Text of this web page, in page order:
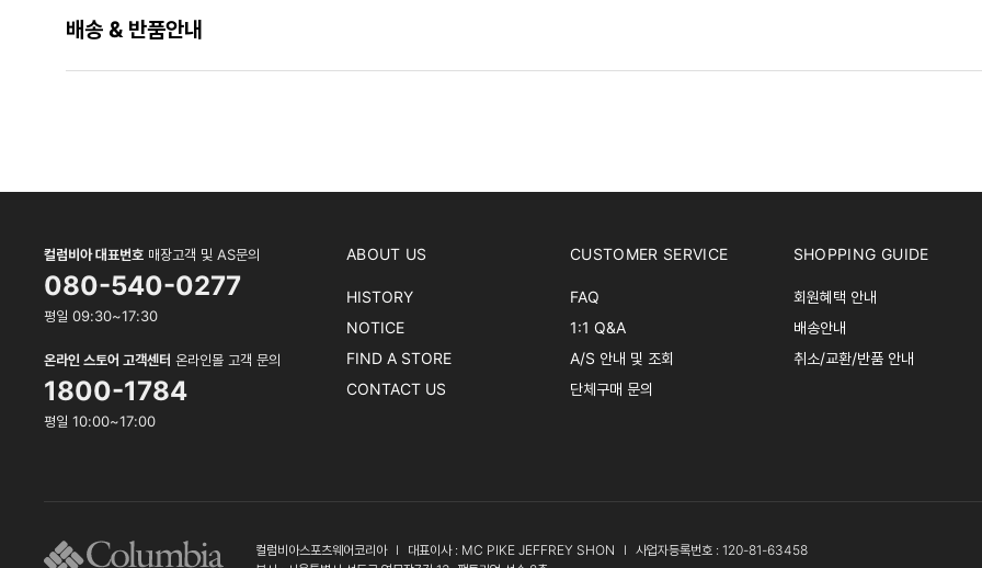
배송 & 반품안내
컬럼비아 대표번호 매장고객 및 AS문의
080-540-0277
평일 09:30~17:30
온라인 스토어 고객센터 온라인몰 고객 문의
1800-1784
평일 10:00~17:00
ABOUT US
HISTORY
NOTICE
FIND A STORE
CONTACT US
CUSTOMER SERVICE
FAQ
1:1 Q&A
A/S 안내 및 조회
단체구매 문의
SHOPPING GUIDE
회원혜택 안내
배송안내
취소/교환/반품 안내
컬럼비아스포츠웨어코리아 l 대표이사 : MC PIKE JEFFREY SHON l
사업자등록번호 : 120-81-63458